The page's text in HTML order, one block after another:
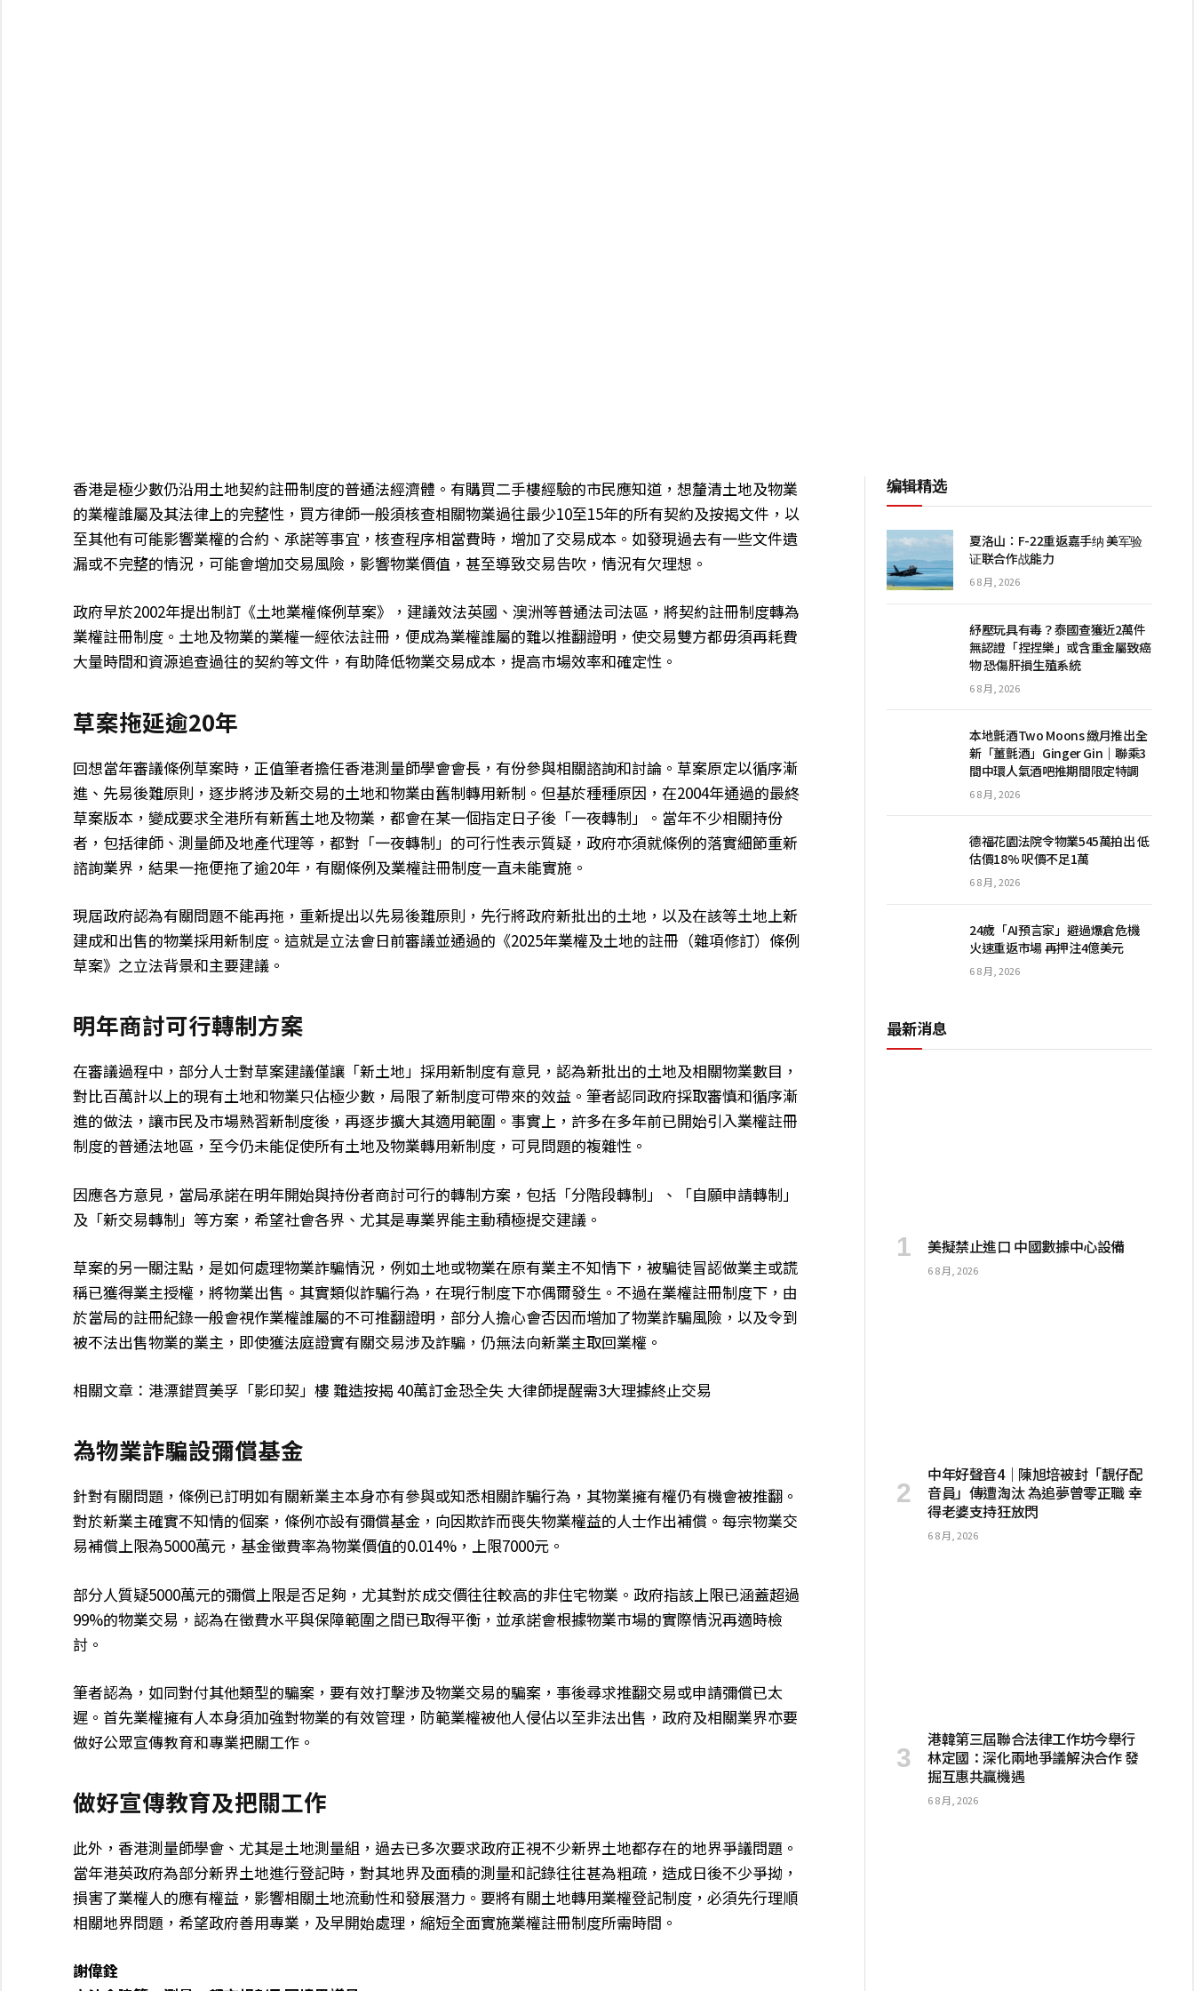
香港是極少數仍沿用土地契約註冊制度的普通法經濟體。有購買二手樓經驗的市民應知道，想釐清土地及物業
的業權誰屬及其法律上的完整性，買方律師一般須核查相關物業過往最少10至15年的所有契約及按揭文件，以
至其他有可能影響業權的合約、承諾等事宜，核查程序相當費時，增加了交易成本。如發現過去有一些文件遺
漏或不完整的情況，可能會增加交易風險，影響物業價值，甚至導致交易告吹，情況有欠理想。
政府早於2002年提出制訂《土地業權條例草案》，建議效法英國、澳洲等普通法司法區，將契約註冊制度轉為
業權註冊制度。土地及物業的業權一經依法註冊，便成為業權誰屬的難以推翻證明，使交易雙方都毋須再耗費
大量時間和資源追查過往的契約等文件，有助降低物業交易成本，提高市場效率和確定性。
草案拖延逾20年
回想當年審議條例草案時，正值筆者擔任香港測量師學會會長，有份參與相關諮詢和討論。草案原定以循序漸
進、先易後難原則，逐步將涉及新交易的土地和物業由舊制轉用新制。但基於種種原因，在2004年通過的最終
草案版本，變成要求全港所有新舊土地及物業，都會在某一個指定日子後「一夜轉制」。當年不少相關持份
者，包括律師、測量師及地產代理等，都對「一夜轉制」的可行性表示質疑，政府亦須就條例的落實細節重新
諮詢業界，結果一拖便拖了逾20年，有關條例及業權註冊制度一直未能實施。
現屆政府認為有關問題不能再拖，重新提出以先易後難原則，先行將政府新批出的土地，以及在該等土地上新
建成和出售的物業採用新制度。這就是立法會日前審議並通過的《2025年業權及土地的註冊（雜項修訂）條例
草案》之立法背景和主要建議。
明年商討可行轉制方案
在審議過程中，部分人士對草案建議僅讓「新土地」採用新制度有意見，認為新批出的土地及相關物業數目，
對比百萬計以上的現有土地和物業只佔極少數，局限了新制度可帶來的效益。筆者認同政府採取審慎和循序漸
進的做法，讓市民及市場熟習新制度後，再逐步擴大其適用範圍。事實上，許多在多年前已開始引入業權註冊
制度的普通法地區，至今仍未能促使所有土地及物業轉用新制度，可見問題的複雜性。
因應各方意見，當局承諾在明年開始與持份者商討可行的轉制方案，包括「分階段轉制」、「自願申請轉制」
及「新交易轉制」等方案，希望社會各界、尤其是專業界能主動積極提交建議。
草案的另一關注點，是如何處理物業詐騙情況，例如土地或物業在原有業主不知情下，被騙徒冒認做業主或謊
稱已獲得業主授權，將物業出售。其實類似詐騙行為，在現行制度下亦偶爾發生。不過在業權註冊制度下，由
於當局的註冊紀錄一般會視作業權誰屬的不可推翻證明，部分人擔心會否因而增加了物業詐騙風險，以及令到
被不法出售物業的業主，即使獲法庭證實有關交易涉及詐騙，仍無法向新業主取回業權。
相關文章：港漂錯買美孚「影印契」樓 難造按揭 40萬訂金恐全失 大律師提醒需3大理據終止交易
為物業詐騙設彌償基金
針對有關問題，條例已訂明如有關新業主本身亦有參與或知悉相關詐騙行為，其物業擁有權仍有機會被推翻。
對於新業主確實不知情的個案，條例亦設有彌償基金，向因欺詐而喪失物業權益的人士作出補償。每宗物業交
易補償上限為5000萬元，基金徵費率為物業價值的0.014%，上限7000元。
部分人質疑5000萬元的彌償上限是否足夠，尤其對於成交價往往較高的非住宅物業。政府指該上限已涵蓋超過
99%的物業交易，認為在徵費水平與保障範圍之間已取得平衡，並承諾會根據物業市場的實際情況再適時檢
討。
筆者認為，如同對付其他類型的騙案，要有效打擊涉及物業交易的騙案，事後尋求推翻交易或申請彌償已太
遲。首先業權擁有人本身須加強對物業的有效管理，防範業權被他人侵佔以至非法出售，政府及相關業界亦要
做好公眾宣傳教育和專業把關工作。
做好宣傳教育及把關工作
此外，香港測量師學會、尤其是土地測量組，過去已多次要求政府正視不少新界土地都存在的地界爭議問題。
當年港英政府為部分新界土地進行登記時，對其地界及面積的測量和記錄往往甚為粗疏，造成日後不少爭拗，
損害了業權人的應有權益，影響相關土地流動性和發展潛力。要將有關土地轉用業權登記制度，必須先行理順
相關地界問題，希望政府善用專業，及早開始處理，縮短全面實施業權註冊制度所需時間。
謝偉銓
编辑精选
夏洛山：F-22重返嘉手纳 美军验
证联合作战能力
6 8 月, 2026
紓壓玩具有毒？泰國查獲近2萬件
無認證「捏捏樂」或含重金屬致癌
物 恐傷肝損生殖系統
6 8 月, 2026
本地氈酒Two Moons 緻月推出全
新「薑氈酒」Ginger Gin｜聯乘3
間中環人氣酒吧推期間限定特調
6 8 月, 2026
德福花園法院令物業545萬拍出 低
估價18% 呎價不足1萬
6 8 月, 2026
24歲「AI預言家」避過爆倉危機
火速重返市場 再押注4億美元
6 8 月, 2026
最新消息
美擬禁止進口 中國數據中心設備
6 8 月, 2026
中年好聲音4｜陳旭培被封「靚仔配
音員」傳遭淘汰 為追夢曾零正職 幸
得老婆支持狂放閃
6 8 月, 2026
港韓第三屆聯合法律工作坊今舉行
林定國：深化兩地爭議解決合作 發
掘互惠共贏機遇
6 8 月, 2026